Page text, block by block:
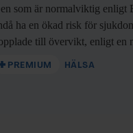
som är normalviktig enligt
ha en ökad risk för
till övervikt, enligt en
PREMIUM HÄLSA